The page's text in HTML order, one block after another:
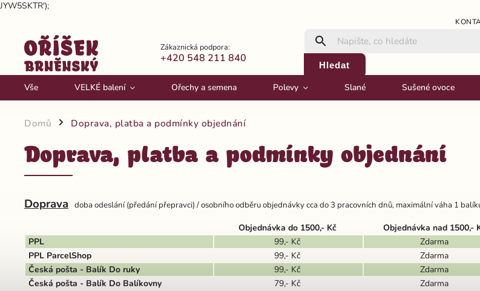
JYW5SKTR');
Zákaznická podpora:
+420 548 211 840
Hledat
Vše VELKÉ balení Ořechy a semena Polevy Slané Sušené ovoce
Domů / Doprava, platba a podmínky objednání
Doprava, platba a podmínky objednání
Doprava doba odeslání (předání přepravci) / osobního odběru objednávky cca do 3 pracovních dnů, maximální váha 1
Objednávka do 1500,- Kč
Objednávka nad 1500,-
PPL
99,- Kč
Zdarma
PPL ParcelShop
99,- Kč
Zdarma
Česká pošta - Balík Do ruky
99,- Kč
Zdarma
Česká pošta - Balík Do Balíkovny
79,- Kč
Zdarma